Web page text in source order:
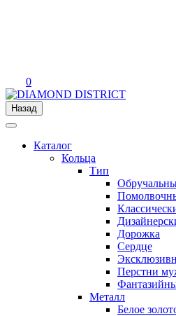
0
Назад
Каталог
Кольца
Тип
Дорожка
Сердце
Перстни
Металл
Белое